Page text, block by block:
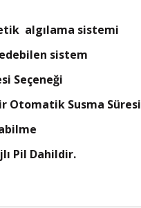
algılama sistemi
sistem
Seçeneği
Otomatik Susma Süresi
Pil Dahildir.